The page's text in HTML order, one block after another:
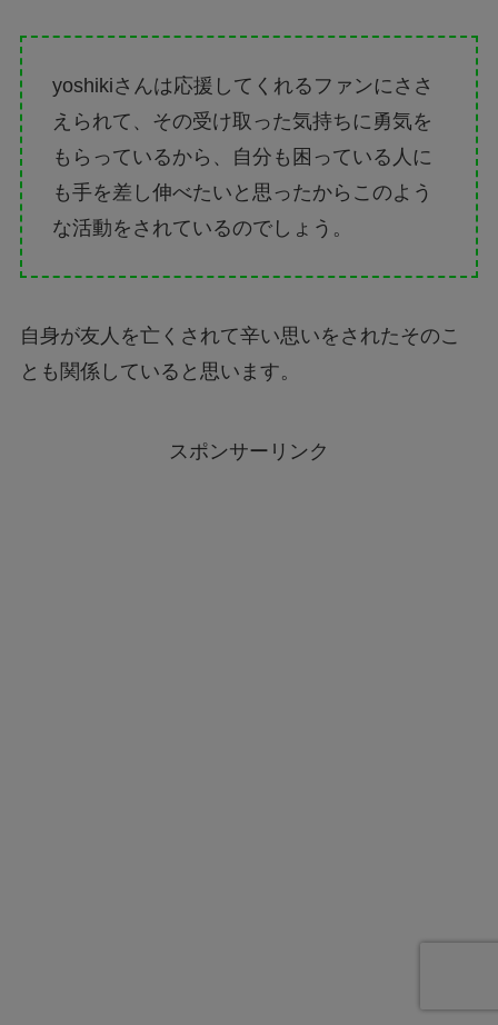
yoshikiさんは応援してくれるファンにささ
えられて、その受け取った気持ちに勇気を
もらっているから、自分も困っている人に
も手を差し伸べたいと思ったからこのよう
な活動をされているのでしょう。
自身が友人を亡くされて辛い思いをされたそのこ
とも関係していると思います。
スポンサーリンク